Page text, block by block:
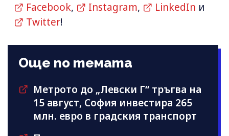
Facebook, Instagram, LinkedIn и
Twitter!
Още по темата
Метрото до „Левски Г“ тръгва на
15 август, София инвестира 265
млн. евро в градския транспорт